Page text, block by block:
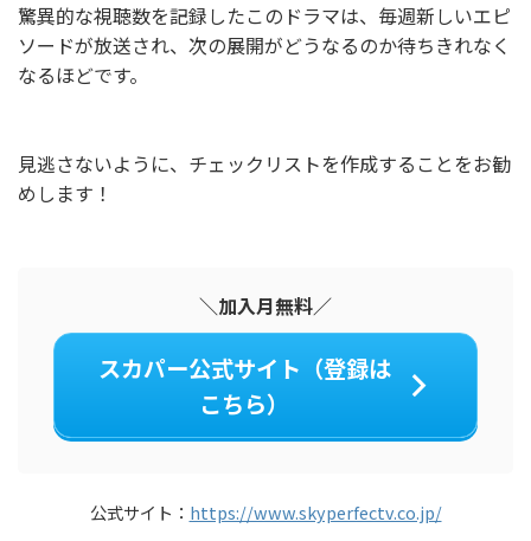
驚異的な視聴数を記録したこのドラマは、毎週新しいエピ
ソードが放送され、次の展開がどうなるのか待ちきれなく
なるほどです。
見逃さないように、チェックリストを作成することをお勧
めします！
＼加入月無料／
スカパー公式サイト（登録は
こちら）
公式サイト： https://www.skyperfectv.co.jp/